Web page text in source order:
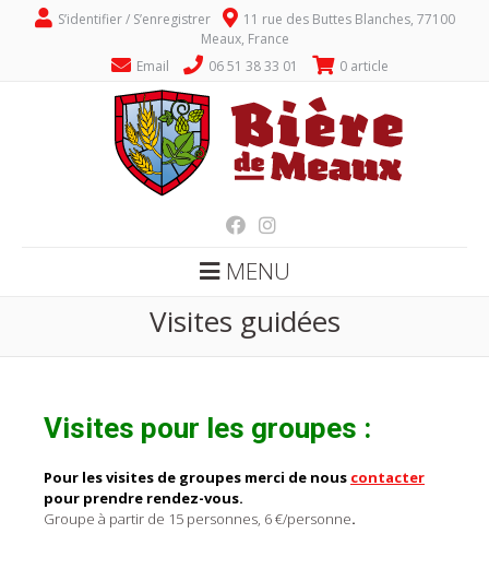
S’identifier / S’enregistrer
11 rue des Buttes Blanches, 77100
Meaux, France
Email
06 51 38 33 01 0 article
MENU
Visites guidées
Visites pour les groupes :
Pour les visites de groupes merci de nous contacter
pour prendre rendez-vous.
Groupe à partir de 15 personnes, 6 €/personne.